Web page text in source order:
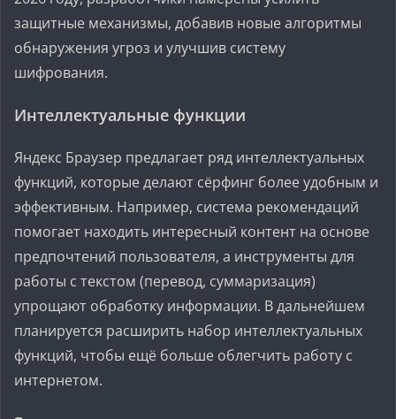
защитные механизмы, добавив новые алгоритмы
обнаружения угроз и улучшив систему
шифрования.
Интеллектуальные функции
Яндекс Браузер предлагает ряд интеллектуальных
функций, которые делают сёрфинг более удобным и
эффективным. Например, система рекомендаций
помогает находить интересный контент на основе
предпочтений пользователя, а инструменты для
работы с текстом (перевод, суммаризация)
упрощают обработку информации. В дальнейшем
планируется расширить набор интеллектуальных
функций, чтобы ещё больше облегчить работу с
интернетом.